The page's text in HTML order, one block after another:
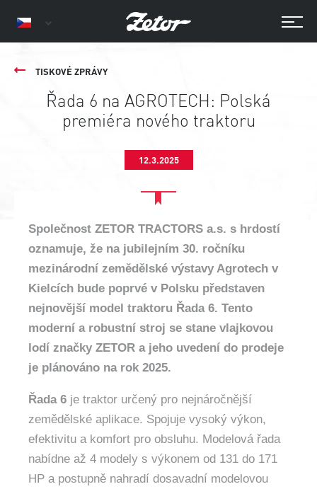
TISKOVÉ ZPRÁVY
Řada 6 na AGROTECH: Polská
premiéra nového traktoru
12.3.2025
Společnost ZETOR TRACTORS a.s. s hrdostí
oznamuje, že na jubilejním 30. ročníku
mezinárodní zemědělské výstavy Agrotech v
Kielcích bude poprvé v Polsku představen
nejnovější model traktoru Řada 6. Tento
moderní a robustní stroj se stane vlajkovou
lodí značky ZETOR a jeho uvedení do prodeje
je plánováno na rok 2025.
Řada 6 je traktor určený pro nejnáročnější
zemědělské aplikace. Spojuje vysoký výkon,
efektivitu a komfort pro obsluhu. Modelová řada
nabídne až 4 modely s výkonem od 131 do 171
HP a postupně nahradí dosavadní modelovou